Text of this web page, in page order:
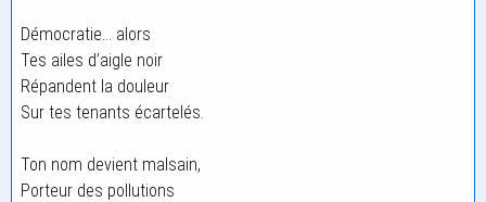
Démocratie… alors
Tes ailes d’aigle noir
Répandent la douleur
Sur tes tenants écartelés.
Ton nom devient malsain,
Porteur des pollutions